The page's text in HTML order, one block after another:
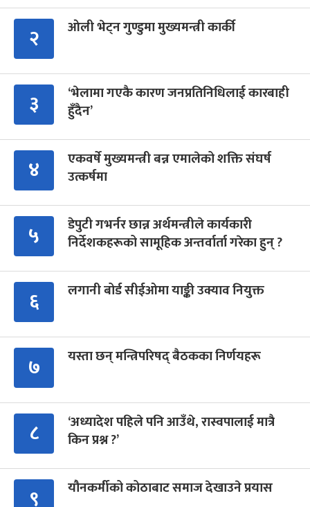
२ ओली भेट्न गुण्डुमा मुख्यमन्त्री कार्की
३
‘भेलामा गएकै कारण जनप्रतिनिधिलाई कारबाही
हुँदैन’
४
एकवर्षे मुख्यमन्त्री बन्न एमालेको शक्ति संघर्ष
उत्कर्षमा
५
डेपुटी गभर्नर छान्न अर्थमन्त्रीले कार्यकारी
निर्देशकहरूको सामूहिक अन्तर्वार्ता गरेका हुन् ?
६ लगानी बोर्ड सीईओमा याङ्की उक्याव नियुक्त
७ यस्ता छन् मन्त्रिपरिषद् बैठकका निर्णयहरू
८
‘अध्यादेश पहिले पनि आउँथे, रास्वपालाई मात्रै
किन प्रश्न ?’
९ यौनकर्मीको कोठाबाट समाज देखाउने प्रयास